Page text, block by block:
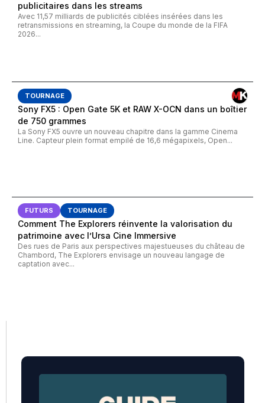
publicitaires dans les streams
Avec 11,57 milliards de publicités ciblées insérées dans les
retransmissions en streaming, la Coupe du monde de la FIFA
2026...
TOURNAGE
Sony FX5 : Open Gate 5K et RAW X-OCN dans un boîtier
de 750 grammes
La Sony FX5 ouvre un nouveau chapitre dans la gamme Cinema
Line. Capteur plein format empilé de 16,6 mégapixels, Open...
FUTURS TOURNAGE
Comment The Explorers réinvente la valorisation du
patrimoine avec l’Ursa Cine Immersive
Des rues de Paris aux perspectives majestueuses du château de
Chambord, The Explorers envisage un nouveau langage de
captation avec...